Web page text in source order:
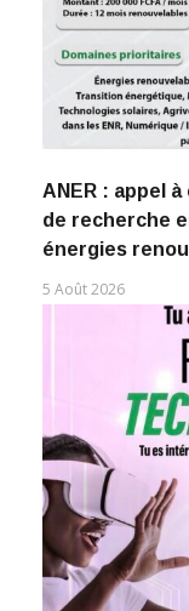
ANER : appel
de recherche
énergies
5 Août 2026